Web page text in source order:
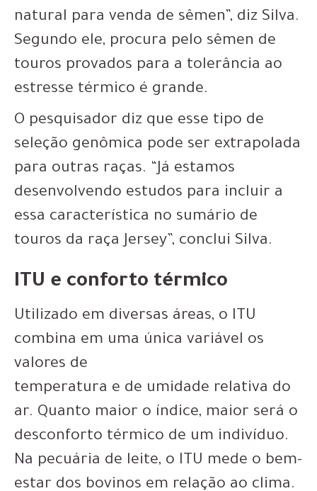
natural para venda de sêmen”, diz Silva.
Segundo ele, procura pelo sêmen de
touros provados para a tolerância ao
estresse térmico é grande.
O pesquisador diz que esse tipo de
seleção genômica pode ser extrapolada
para outras raças. “Já estamos
desenvolvendo estudos para incluir a
essa característica no sumário de
touros da raça Jersey”, conclui Silva.
ITU e conforto térmico
Utilizado em diversas áreas, o ITU
combina em uma única variável os
valores de
temperatura e de umidade relativa do
ar. Quanto maior o índice, maior será o
desconforto térmico de um indivíduo.
Na pecuária de leite, o ITU mede o bem-
estar dos bovinos em relação ao clima.